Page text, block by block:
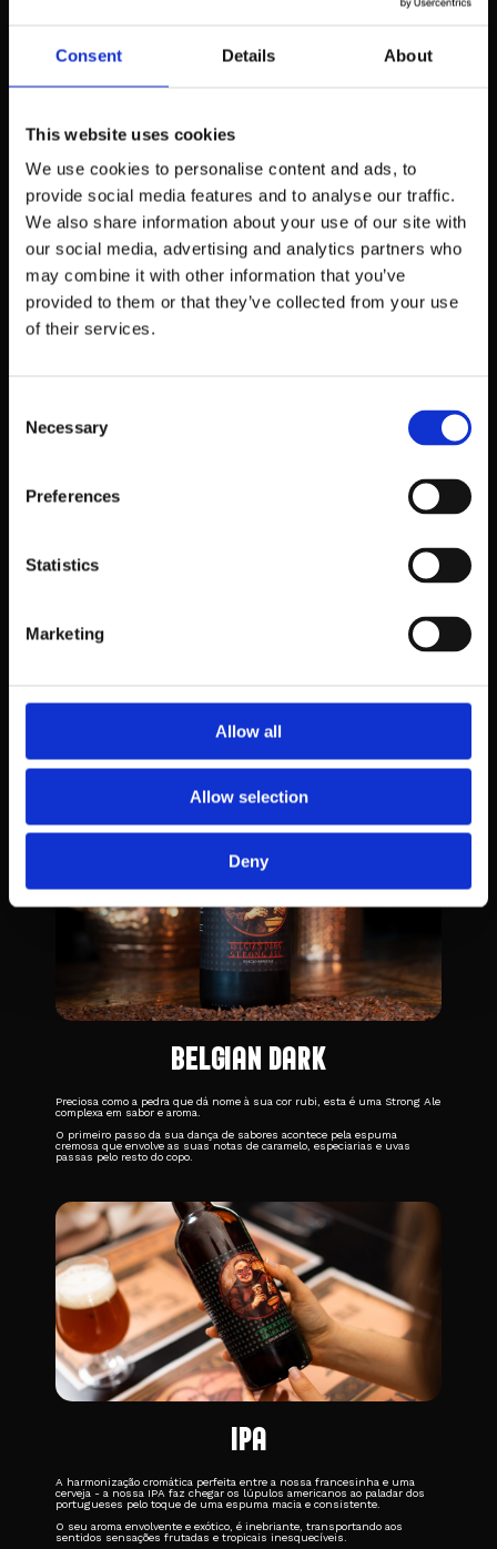
Consent Details About
This website uses cookies
We use cookies to personalise content and ads, to
provide social media features and to analyse our traffic.
We also share information about your use of our site with
our social media, advertising and analytics partners who
may combine it with other information that you’ve
provided to them or that they’ve collected from your use
of their services.
Selection
Necessary
Preferences
Statistics
Marketing
Allow all
Allow selection
Deny
BIFE À TABERNA
BELGIAN DARK
Preciosa como a pedra que dá nome à sua cor rubi, esta é uma Strong Ale
complexa em sabor e aroma.
O primeiro passo da sua dança de sabores acontece pela espuma
cremosa que envolve as suas notas de caramelo, especiarias e uvas
passas pelo resto do copo.
IPA
A harmonização cromática perfeita entre a nossa francesinha e uma
cerveja - a nossa IPA faz chegar os lúpulos americanos ao paladar dos
portugueses pelo toque de uma espuma macia e consistente.
O seu aroma envolvente e exótico, é inebriante, transportando aos
sentidos sensações frutadas e tropicais inesquecíveis.